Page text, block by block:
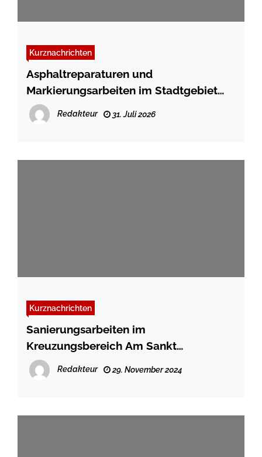
Kurznachrichten
Asphaltreparaturen und
Markierungsarbeiten im Stadtgebiet
Schleswig
Redakteur 31. Juli 2026
Kurznachrichten
Sanierungsarbeiten im
Kreuzungsbereich Am Sankt
Johanniskloster/Holmer-Noor-Weg
Redakteur 29. November 2024